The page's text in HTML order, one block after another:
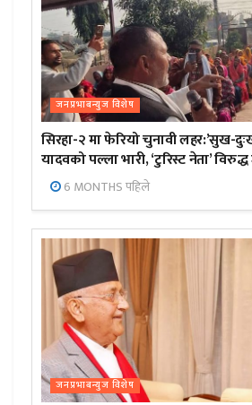
जनप्रभाबन्युज विशेष
सिरहा-२ मा फेरियो चुनावी लहर:’सुख-
यादवको पल्ला भारी, ‘टुरिस्ट नेता’
6 MONTHS पहिले
जनप्रभाबन्युज विशेष